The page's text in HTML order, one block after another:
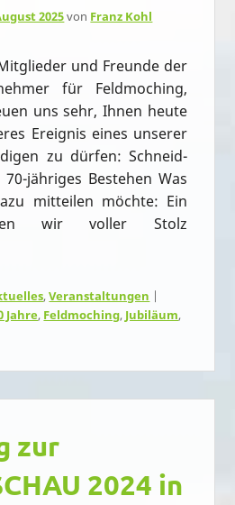
2025von Franz Kohl
und Freunde der
für Feldmoching,
uns sehr, Ihnen heute
Ereignis eines unserer
zu dürfen: Schneid-
jähriges Bestehen Was
mitteilen möchte: Ein
wir voller Stolz
,Veranstaltungen |
Jahre, Feldmoching, Jubiläum,
zur
2024 in